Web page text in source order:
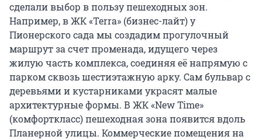
сделали выбор в пользу пешеходных зон.
Например, в ЖК «Terra» (бизнес-лайт) у
Пионерского сада мы создадим прогулочный
маршрут за счет променада, идущего через
жилую часть комплекса, соединяя её напрямую с
парком сквозь шестиэтажную арку. Сам бульвар с
деревьями и кустарниками украсят малые
архитектурные формы. В ЖК «New Time»
(комфорткласс) пешеходная зона появится вдоль
Планерной улицы. Коммерческие помещения на